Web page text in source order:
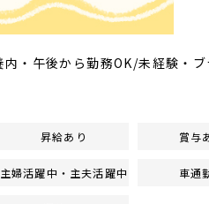
・午後から勤務OK/未経験・
昇給あり 賞与
主婦活躍中・主夫活躍中 車通